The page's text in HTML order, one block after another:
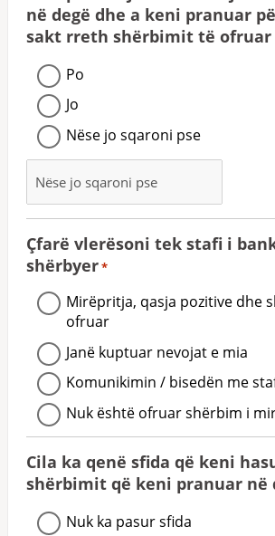
në degë dhe a keni pranuar
sakt rreth shërbimit të ofruar
Po
Jo
Nëse jo sqaroni pse
Çfarë vlerësoni tek stafi i
shërbyer*
Mirëpritja, qasja pozitive dhe
ofruar
Janë kuptuar nevojat e mia
Komunikimin / bisedën me
Nuk është ofruar shërbim i
Cila ka qenë sfida që keni
shërbimit që keni pranuar në
Nuk ka pasur sfida